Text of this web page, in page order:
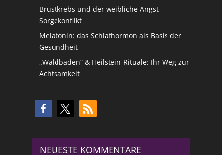
Brustkrebs und der weibliche Angst-
Sorgekonflikt
Melatonin: das Schlafhormon als Basis der
Gesundheit
„Waldbaden“ & Heilstein-Rituale: Ihr Weg zur
Achtsamkeit
NEUESTE KOMMENTARE